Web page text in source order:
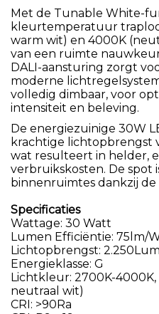
Met de Tunable White-
kleurtemperatuur
warm wit) en 4000K
van een ruimte
DALI-aansturing zorgt
moderne
volledig dimbaar, voor
intensiteit en beleving.
De energiezuinige 30W
krachtige lichtopbrengst
wat resulteert in helder,
verbruikskosten. De spot
binnenruimtes dankzij de
Specificaties
Wattage: 30 Watt
Lumen Efficiëntie: 75lm/
Lichtopbrengst:
Energieklasse: G
Lichtkleur: 2700K-
neutraal wit)
CRI: >90Ra